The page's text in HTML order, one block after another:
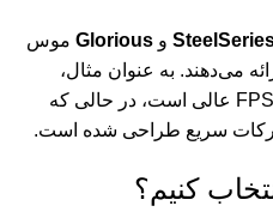
و Glorious موس
می‌دهند. به عنوان مثال،
SteelSeries QcK سری XL برای FPS عالی است، در حالی که